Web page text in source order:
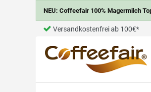
NEU: Coffeefair 100% Magermilch
Versandkostenfrei ab 100€*